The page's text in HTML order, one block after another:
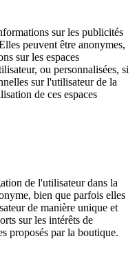
sur les publicités
peuvent être anonymes,
sur les espaces
ou personnalisées, si
sur l'utilisateur de la
de ces espaces
de l'utilisateur dans la
bien que parfois elles
de manière unique et
sur les intérêts de
proposés par la boutique.